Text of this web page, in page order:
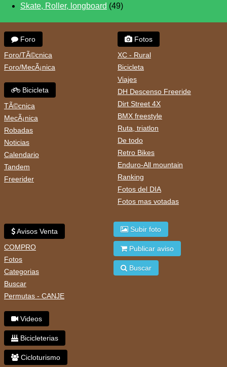
Skate, Roller, longboard (49)
Foro
Foro/TÃ©cnica
Foro/MecÃ¡nica
Bicicleta
TÃ©cnica
MecÃ¡nica
Robadas
Noticias
Calendario
Tandem
Freerider
Fotos
XC - Rural
Bicicleta
Viajes
DH Descenso Freeride
Dirt Street 4X
BMX freestyle
Ruta, triatlon
De todo
Retro Bikes
Enduro-All mountain
Ranking
Fotos del DIA
Fotos mas votadas
Avisos Venta
COMPRO
Fotos
Categorias
Buscar
Permutas - CANJE
Videos
Bicicleterias
Cicloturismo
Subir foto
Publicar aviso
Buscar